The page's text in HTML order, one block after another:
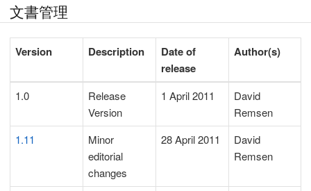
文書管理
Version Description
Date of
release
Author(s)
1.0
Release
Version
1 April 2011
David
Remsen
1.11
Minor
editorial
changes
28 April 2011
David
Remsen